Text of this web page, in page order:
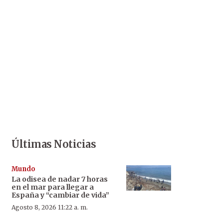
Últimas Noticias
Mundo
La odisea de nadar 7 horas
en el mar para llegar a
España y “cambiar de vida”
Agosto 8, 2026 11:22 a. m.